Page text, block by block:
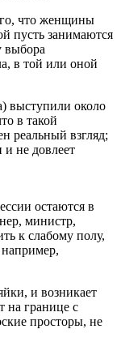
что женщины
пусть занимаются
выбора
в той или оной
выступили около
в такой
реальный взгляд;
и не довлеет
остаются в
министр,
к слабому полу,
например,
и возникает
на границе с
просторы, не